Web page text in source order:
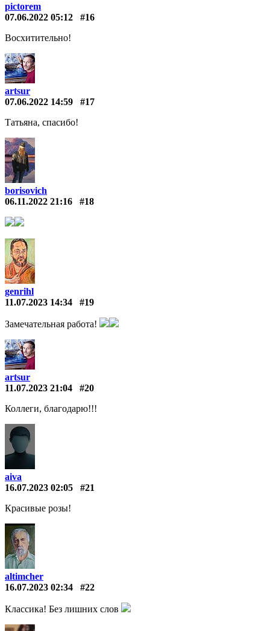
pictorem
07.06.2022 05:12
#16
Восхитительно!
artsur
07.06.2022 14:59
#17
Татьяна, спасибо!
borisovich
06.11.2022 21:16
#18
genrihl
11.07.2023 14:34
#19
Замечательная работа!
artsur
11.07.2023 21:04
#20
Коллеги, благодарю!!!
aiva
16.07.2023 02:05
#21
Красивые розы!
altimcher
16.07.2023 02:34
#22
Классика! Без лишних слов